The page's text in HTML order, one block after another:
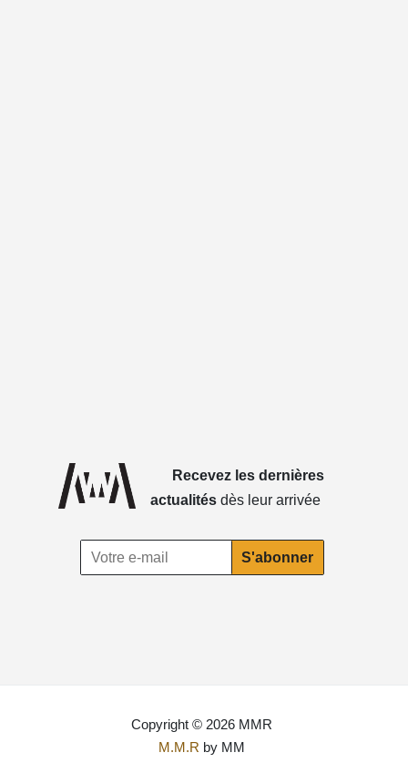
Recevez les dernières
actualités dès leur arrivée
Copyright © 2026 MMR
M.M.R by MM